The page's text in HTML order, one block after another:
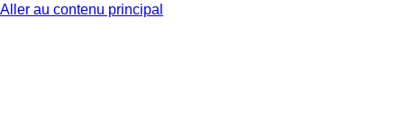
Aller au contenu principal